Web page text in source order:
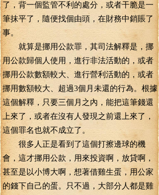
了，背一個監管不利的處分，或者干脆是一
筆抹平了，隨便找個由頭，在財務中銷賬了
事。
就算是挪用公款罪，其司法解釋是，挪
用公款歸個人使用，進行非法活動的，或者
挪用公款數額較大、進行營利活動的，或者
挪用數額較大、超過3個月未還的行為。根據
這個解釋，只要三個月之內，能把這筆錢還
上來了，或者在沒有人發現之前還上來了，
這個罪名也就不成立了。
很多人正是看到了這個打擦邊球的機
會，這才挪用公款，用來投資啊，放貸啊，
甚至是以小博大啊，想著借雞生蛋，用公家
的錢下自己的蛋。只不過，大部分人都是雞